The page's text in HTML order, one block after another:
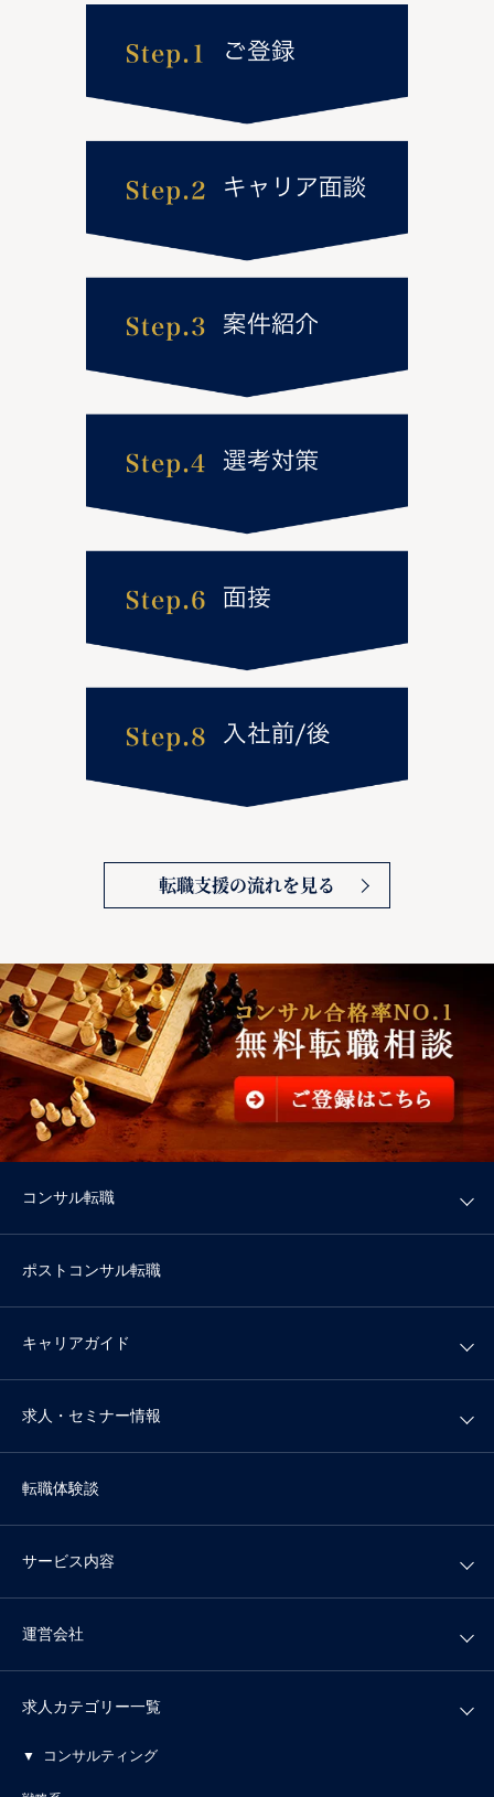
転職支援の流れを見る
コンサル転職
ポストコンサル転職
キャリアガイド
求人・セミナー情報
転職体験談
サービス内容
運営会社
求人カテゴリー一覧
コンサルティング